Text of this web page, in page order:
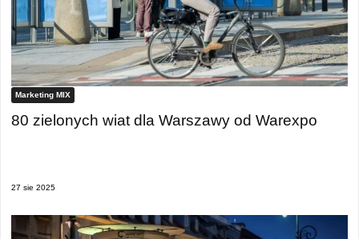
Marketing MIX
80 zielonych wiat dla Warszawy od Warexpo
27 sie 2025